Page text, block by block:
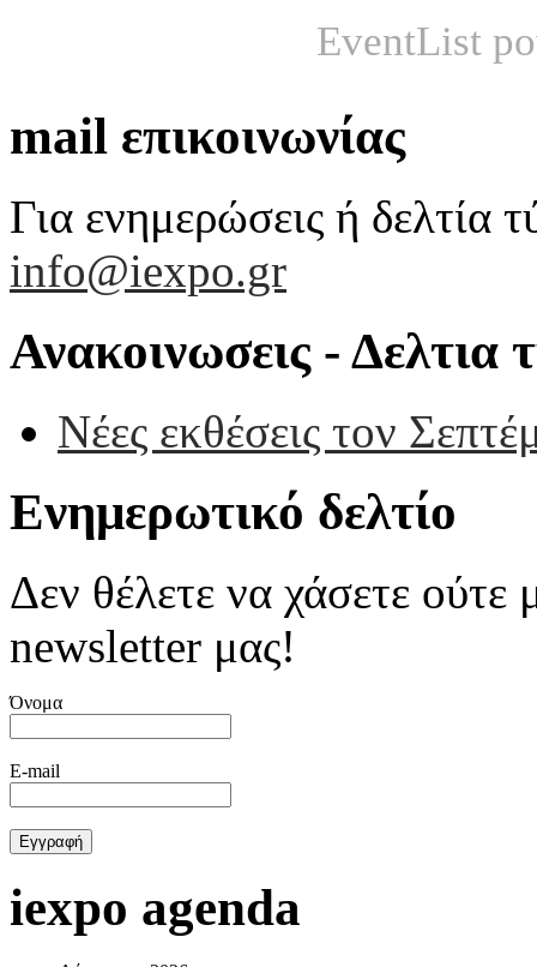
EventList
mail επικοινωνίας
Για ενημερώσεις ή δελτία
info@iexpo.gr
Ανακοινωσεις - Δελτια
Νέες εκθέσεις τον
Ενημερωτικό δελτίο
Δεν θέλετε να χάσετε ούτε
newsletter μας!
Όνομα
E-mail
iexpo agenda